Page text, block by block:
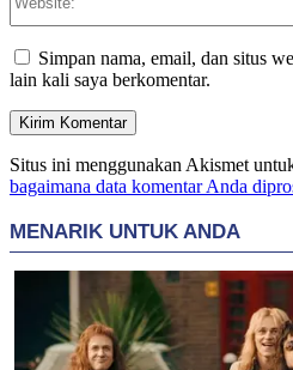
Simpan nama, email, dan situs
lain kali saya berkomentar.
Situs ini menggunakan Akismet
bagaimana data komentar Anda